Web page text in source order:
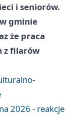
i seniorów.
gminie
że praca
z filarów
2026 - reakcje